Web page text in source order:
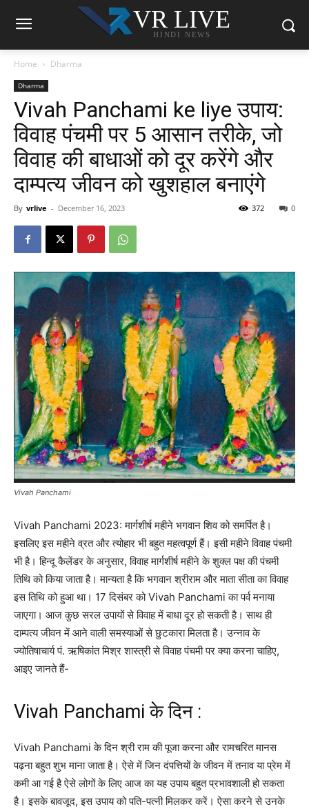
VR LIVE
HINDI NEWS
Home Dharma
Dharma
Vivah Panchami ke liye उपाय:
विवाह पंचमी पर 5 आसान तरीके, जो
विवाह की बाधाओं को दूर करेंगे और
दाम्पत्य जीवन को खुशहाल बनाएंगे
By vrlive - December 16, 2023 0
372
Vivah Panchami
Vivah Panchami 2023: मार्गशीर्ष महीने भगवान शिव को समर्पित है।
इसलिए इस महीने व्रत और त्योहार भी बहुत महत्वपूर्ण हैं। इसी महीने विवाह पंचमी
भी है। हिन्दू कैलेंडर के अनुसार, विवाह मार्गशीर्ष महीने के शुक्ल पक्ष की पंचमी
तिथि को किया जाता है। मान्यता है कि भगवान श्रीराम और माता सीता का विवाह
इस तिथि को हुआ था। 17 दिसंबर को Vivah Panchami का पर्व मनाया
जाएगा। आज कुछ सरल उपायों से विवाह में बाधा दूर हो सकती है। साथ ही
दाम्पत्य जीवन में आने वाली समस्याओं से छुटकारा मिलता है। उन्नाव के
ज्योतिषाचार्य पं. ऋषिकांत मिश्र शास्त्री से विवाह पंचमी पर क्या करना चाहिए,
आइए जानते हैं-
Vivah Panchami के दिन :
Vivah Panchami के दिन श्री राम की पूजा करना और रामचरित मानस
पढ़ना बहुत शुभ माना जाता है। ऐसे में जिन दंपत्तियों के जीवन में तनाव या प्रेम में
कमी आ गई है ऐसे लोगों के लिए आज का यह उपाय बहुत प्रभावशाली हो सकता
है। इसके बावजूद, इस उपाय को पति-पत्नी मिलकर करें। ऐसा करने से उनके